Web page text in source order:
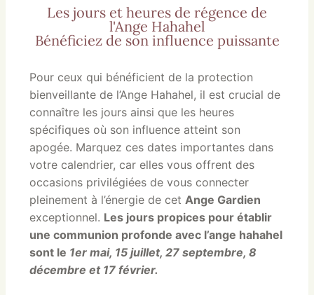
Les jours et heures de régence de
l'Ange Hahahel
Bénéficiez de son influence puissante
Pour ceux qui bénéficient de la protection
bienveillante de l’Ange Hahahel, il est crucial de
connaître les jours ainsi que les heures
spécifiques où son influence atteint son
apogée. Marquez ces dates importantes dans
votre calendrier, car elles vous offrent des
occasions privilégiées de vous connecter
pleinement à l’énergie de cet Ange Gardien
exceptionnel. Les jours propices pour établir
une communion profonde avec l’ange hahahel
sont le 1er mai, 15 juillet, 27 septembre, 8
décembre et 17 février.